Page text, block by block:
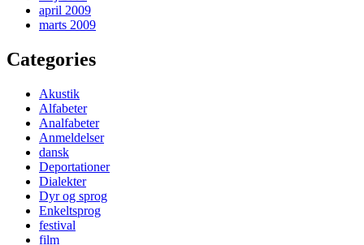
april 2009
marts 2009
Categories
Akustik
Alfabeter
Analfabeter
Anmeldelser
dansk
Deportationer
Dialekter
Dyr og sprog
Enkeltsprog
festival
film